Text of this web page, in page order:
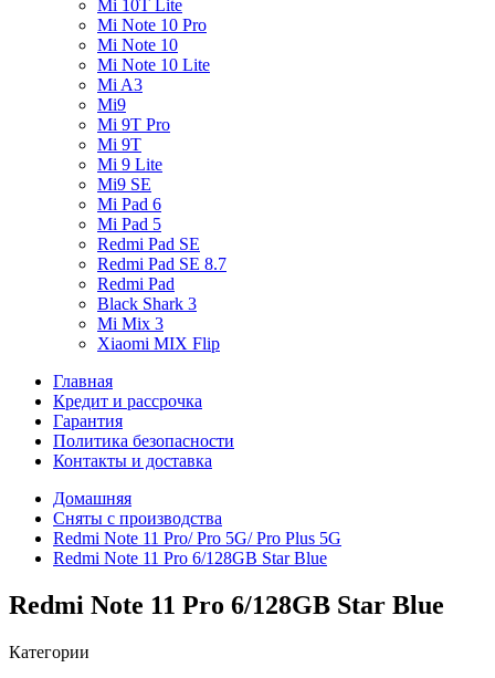
Mi 10T Lite
Mi Note 10 Pro
Mi Note 10
Mi Note 10 Lite
Mi A3
Mi9
Mi 9T Pro
Mi 9T
Mi 9 Lite
Mi9 SE
Mi Pad 6
Mi Pad 5
Redmi Pad SE
Redmi Pad SE 8.7
Redmi Pad
Black Shark 3
Mi Mix 3
Xiaomi MIX Flip
Главная
Кредит и рассрочка
Гарантия
Политика безопасности
Контакты и доставка
Домашняя
Сняты с производства
Redmi Note 11 Pro/ Pro 5G/ Pro Plus 5G
Redmi Note 11 Pro 6/128GB Star Blue
Redmi Note 11 Pro 6/128GB Star Blue
Категории